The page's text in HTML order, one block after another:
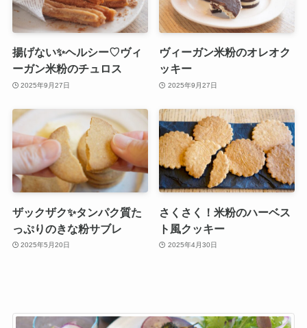
揚げない✨ヘルシー♡ヴィ
ーガン米粉のチュロス
2025年9月27日
ヴィーガン米粉のオレオク
ッキー
2025年9月27日
ザックザク✨タンパク質た
っぷりのきな粉サブレ
2025年5月20日
さくさく！米粉のハーベス
ト風クッキー
2025年4月30日